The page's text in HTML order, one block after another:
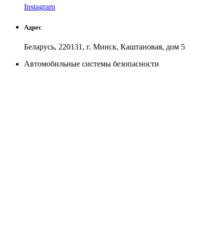
Instagram
Адрес
Беларусь, 220131, г. Минск, Каштановая, дом 5
Автомобильные системы безопасности